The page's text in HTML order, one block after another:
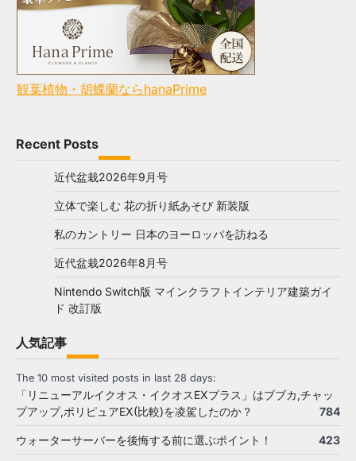
観葉植物・胡蝶蘭ならhanaPrime
Recent Posts
近代盆栽2026年9月号
立体で楽しむ 花の折り紙あそび 新装版
私のカントリー 日本のヨーロッパを訪ねる
近代盆栽2026年8月号
Nintendo Switch版 マインクラフトインテリア建築ガイ
ド 改訂版
人気記事
The 10 most visited posts in last 28 days:
「リニューアルイクオス・イクオスEXプラス」はブブカ,チャッ
プアップ,ポリピュアEX(比較)を凌駕したのか？
784
ウォーターサーバーを後悔する前に選ぶポイント！ 423